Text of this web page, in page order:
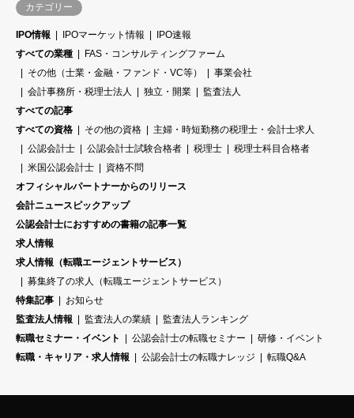
カテゴリー
IPO情報 IPOマーケット情報
IPO速報
すべての業種
FAS・コンサルティングファーム
その他（士業・金融・ファンド・VC等）
事業会社
会計事務所・税理士法人
独立・開業
監査法人
すべての記事
すべての資格
その他の資格
主婦・時短勤務の税理士・会計士求人
公認会計士
公認会計士試験合格者 税理士
税理士科目合格者
米国公認会計士
資格不問
オフィシャルパートナーからのリリース
会計ニュースピックアップ
公認会計士におすすめの書籍の記事一覧
求人情報
求人情報（転職エージェントサービス）
募集終了の求人（転職エージェントサービス）
特集記事
お知らせ
監査法人情報
監査法人の業績
監査法人ランキング
転職セミナー・イベント
公認会計士の転職セミナー
研修・イベント
転職・キャリア・求人情報
公認会計士の転職ナレッジ 転職Q&A